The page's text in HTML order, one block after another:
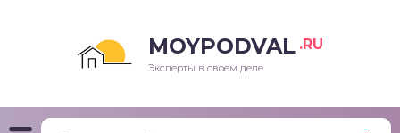
MOYPODVAL .RU
Эксперты в своем деле